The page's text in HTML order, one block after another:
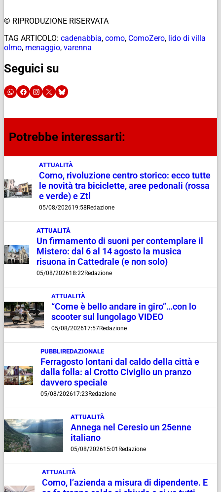
© RIPRODUZIONE RISERVATA
TAG ARTICOLO: cadenabbia, como, ComoZero, lido di villa
olmo, menaggio, varenna
Seguici su
Potrebbe interessarti:
ATTUALITÀ
Como, rivoluzione centro storico: ecco tutte
le novità tra biciclette, aree pedonali (rossa
e verde) e Ztl
05/08/202619:58 Redazione
ATTUALITÀ
Un firmamento di suoni per contemplare il
Mistero: dal 6 al 14 agosto la musica
risuona in Cattedrale (e non solo)
05/08/202618:22Redazione
ATTUALITÀ
“Come è bello andare in giro”…con lo
scooter sul lungolago VIDEO
05/08/202617:57Redazione
PUBBLIREDAZIONALE
Ferragosto lontani dal caldo della città e
dalla folla: al Crotto Civiglio un pranzo
davvero speciale
05/08/202617:23 Redazione
ATTUALITÀ
Annega nel Ceresio un 25enne
italiano
05/08/202615:01 Redazione
ATTUALITÀ
Como, l’azienda a misura di dipendente. E